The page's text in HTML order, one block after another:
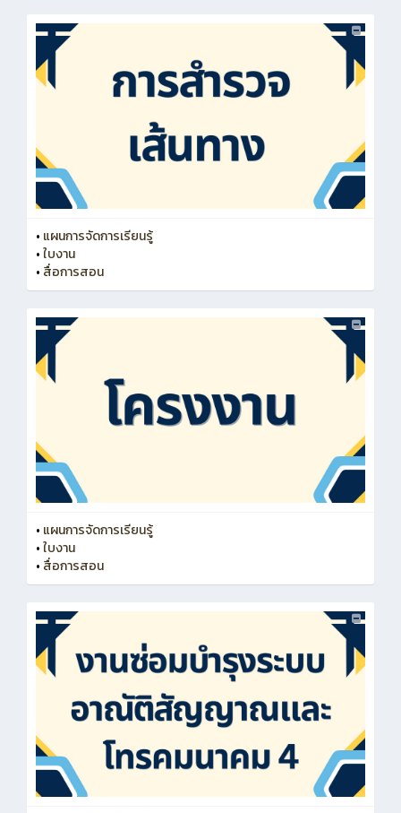
• แผนการจัดการเรียนรู้
•ใบงาน
• สื่อการสอน
• แผนการจัดการเรียนรู้
•ใบงาน
• สื่อการสอน